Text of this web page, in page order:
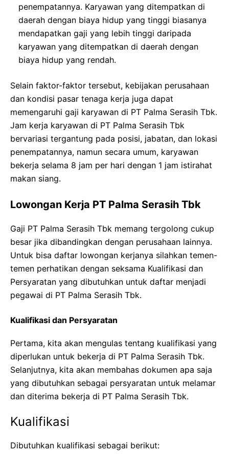
penempatannya. Karyawan yang ditempatkan di
daerah dengan biaya hidup yang tinggi biasanya
mendapatkan gaji yang lebih tinggi daripada
karyawan yang ditempatkan di daerah dengan
biaya hidup yang rendah.
Selain faktor-faktor tersebut, kebijakan perusahaan
dan kondisi pasar tenaga kerja juga dapat
memengaruhi gaji karyawan di PT Palma Serasih Tbk.
Jam kerja karyawan di PT Palma Serasih Tbk
bervariasi tergantung pada posisi, jabatan, dan lokasi
penempatannya, namun secara umum, karyawan
bekerja selama 8 jam per hari dengan 1 jam istirahat
makan siang.
Lowongan Kerja PT Palma Serasih Tbk
Gaji PT Palma Serasih Tbk memang tergolong cukup
besar jika dibandingkan dengan perusahaan lainnya.
Untuk bisa daftar lowongan kerjanya silahkan temen-
temen perhatikan dengan seksama Kualifikasi dan
Persyaratan yang dibutuhkan untuk daftar menjadi
pegawai di PT Palma Serasih Tbk.
Kualifikasi dan Persyaratan
Pertama, kita akan mengulas tentang kualifikasi yang
diperlukan untuk bekerja di PT Palma Serasih Tbk.
Selanjutnya, kita akan membahas dokumen apa saja
yang dibutuhkan sebagai persyaratan untuk melamar
dan diterima bekerja di PT Palma Serasih Tbk.
Kualifikasi
Dibutuhkan kualifikasi sebagai berikut: